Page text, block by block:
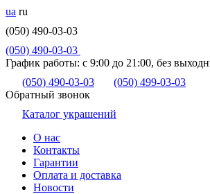
ua ru
(050) 490-03-03
(050) 490-03-03
График работы: с 9:00 до 21:00, без
(050) 490-03-03
(050) 499-03-03
Обратный звонок
Каталог украшений
О нас
Контакты
Гарантии
Оплата и доставка
Новости